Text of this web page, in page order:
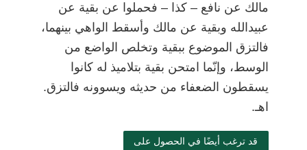
مالك عن نافع– كذا– فحملوا عن بقية عن
عبيدالله وبقية عن مالك وأسقط الواهي بينهما،
فالتزق الموضوع ببقية وتخلص الواضع من
الوسط، وإنّما امتحن بقية بتلاميذ له كانوا
يسقطون الضعفاء من حديثه ويسوونه فالتزق.
اهـ.
قد ترغب أيضًا في الحصول على